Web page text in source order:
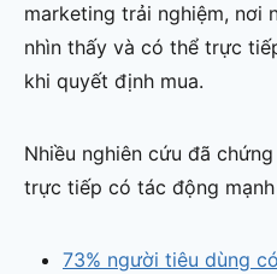
marketing trải nghiệm, nơi
nhìn thấy và có thể trực
khi quyết định mua.
Nhiều nghiên cứu đã
trực tiếp có tác động
73% người tiêu dùng